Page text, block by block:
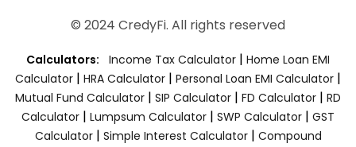
© 2024 CredyFi. All rights reserved
Calculators: Income Tax Calculator | Home Loan EMI
Calculator | HRA Calculator | Personal Loan EMI Calculator |
Mutual Fund Calculator | SIP Calculator | FD Calculator | RD
Calculator | Lumpsum Calculator | SWP Calculator | GST
Calculator| Simple Interest Calculator| Compound